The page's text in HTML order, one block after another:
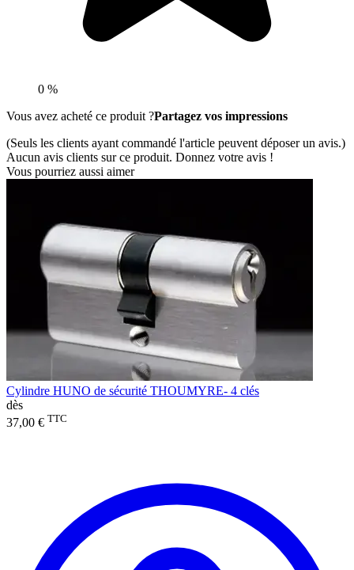
0 %
Vous avez acheté ce produit ?Partagez vos impressions
(Seuls les clients ayant commandé l'article peuvent déposer un avis.)
Aucun avis clients sur ce produit. Donnez votre avis !
Vous pourriez aussi aimer
Cylindre HUNO de sécurité THOUMYRE- 4 clés
dès
37,00 € TTC